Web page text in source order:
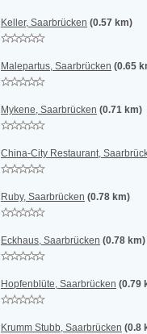
Keller, Saarbrücken (0.57 km)
Malepartus, Saarbrücken (0.65
Mykene, Saarbrücken (0.71 km)
China-City Restaurant,
Ruby, Saarbrücken (0.78 km)
Eckhaus, Saarbrücken (0.78 km)
Hopfenblüte, Saarbrücken (0.79
Krumm Stubb, Saarbrücken (0.8